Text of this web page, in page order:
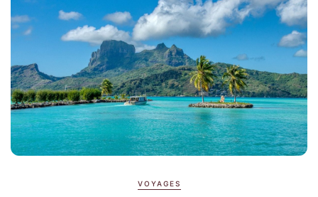
VOYAGES